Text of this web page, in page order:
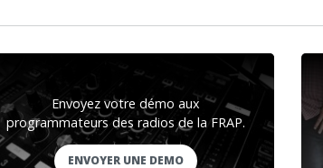
Envoyez votre démo aux
programmateurs des radios de la FRAP.
ENVOYER UNE DEMO